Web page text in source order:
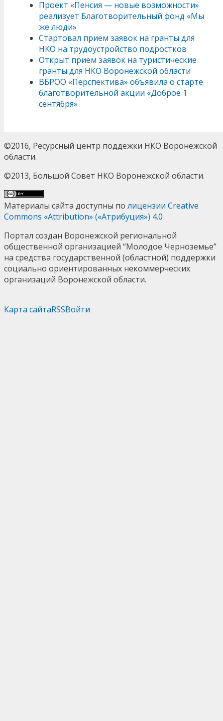
Проект «Пенсия — новые возможности»
реализует Благотворительный фонд «Мы
же люди»
Стартовал прием заявок на гранты для
НКО на трудоустройство подростков
Открыт прием заявок на туристические
гранты для НКО Воронежской области
ВБРОО «Перспектива» объявила о старте
благотворительной акции «Доброе 1
сентября»
©2016, Ресурсный центр поддежки НКО Воронежской
области.
©2013, Большой Совет НКО Воронежской области.
Материалы сайта доступны по лицензии Creative
Commons «Attribution» («Атрибуция») 4.0
Портал создан Воронежской региональной
общественной организацией “Молодое Черноземье”
на средства государственной (областной) поддержки
социально ориентированных некоммерческих
организаций Воронежской области.
Карта сайтаRSSВойти